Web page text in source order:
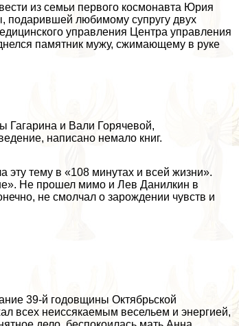
из семьи первого космонавта Юрия
подарившей любимому супругу двух
управления Центра управления
памятник мужу, сжимающему в руке
Гагарина и Вали Горячевой,
написано немало книг.
эту тему в «108 минутах и всей жизни».
Не прошел мимо и Лев Данилкин в
не смолчал о зарождении чувств и
39-й годовщины Октябрьской
всех неиссякаемым весельем и энергией,